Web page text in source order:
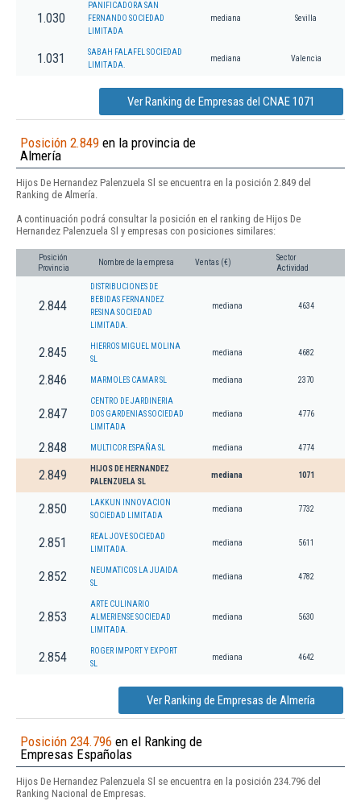
1.030
PANIFICADORA SAN
FERNANDO SOCIEDAD
LIMITADA
mediana Sevilla
1.031
SABAH FALAFEL SOCIEDAD
LIMITADA.
mediana Valencia
Ver Ranking de Empresas del CNAE 1071
Posición 2.849 en la provincia de
Almería
Hijos De Hernandez Palenzuela Sl se encuentra en la posición 2.849 del
Ranking de Almería.
A continuación podrá consultar la posición en el ranking de Hijos De
Hernandez Palenzuela Sl y empresas con posiciones similares:
Posición
Provincia
Nombre de la empresa Ventas (€)
Sector
Actividad
2.844
DISTRIBUCIONES DE
BEBIDAS FERNANDEZ
RESINA SOCIEDAD
LIMITADA.
mediana 4634
2.845
HIERROS MIGUEL MOLINA
SL
mediana 4682
2.846 MARMOLES CAMAR SL mediana 2370
2.847
CENTRO DE JARDINERIA
DOS GARDENIAS SOCIEDAD
LIMITADA
mediana 4776
2.848 MULTICOR ESPAÑA SL mediana 4774
2.849
HIJOS DE HERNANDEZ
PALENZUELA SL
mediana 1071
2.850
LAKKUN INNOVACION
SOCIEDAD LIMITADA
mediana 7732
2.851
REAL JOVE SOCIEDAD
LIMITADA.
mediana 5611
2.852
NEUMATICOS LA JUAIDA
SL
mediana 4782
2.853
ARTE CULINARIO
ALMERIENSE SOCIEDAD
LIMITADA.
mediana 5630
2.854
ROGER IMPORT Y EXPORT
SL
mediana 4642
Ver Ranking de Empresas de Almería
Posición 234.796 en el Ranking de
Empresas Españolas
Hijos De Hernandez Palenzuela Sl se encuentra en la posición 234.796 del
Ranking Nacional de Empresas.